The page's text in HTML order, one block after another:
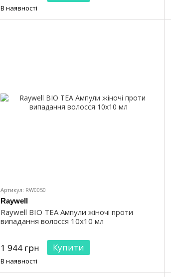
В наявності
Артикул: RW0050
Raywell
Raywell BIO TEA Ампули жіночі проти
випадання волосся 10x10 мл
1 944 грн Купити
В наявності